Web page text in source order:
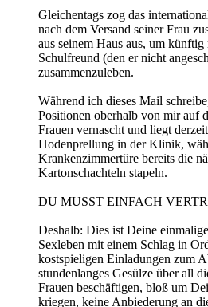
Gleichentags zog das
nach dem Versand seiner Frau
aus seinem Haus aus, um künftig
Schulfreund (den er nicht
zusammenzuleben.
Während ich dieses Mail
Positionen oberhalb von mir auf
Frauen vernascht und liegt
Hodenprellung in der Klinik,
Krankenzimmertüre bereits die
Kartonschachteln stapeln.
DU MUSST EINFACH
Deshalb: Dies ist Deine
Sexleben mit einem Schlag in
kostspieligen Einladungen zum
stundenlanges Gesülze über all
Frauen beschäftigen, bloß um
kriegen, keine Anbiederung an